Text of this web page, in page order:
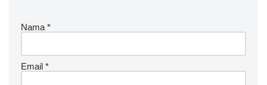
Nama *
Email *